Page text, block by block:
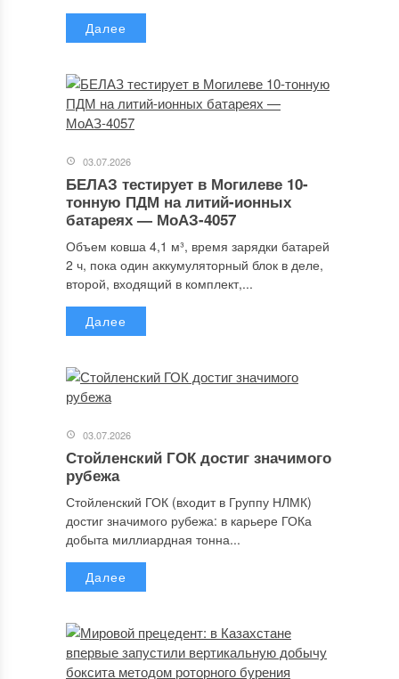
Далее
03.07.2026
БЕЛАЗ тестирует в Могилеве 10-
тонную ПДМ на литий-ионных
батареях — МоАЗ-4057
Объем ковша 4,1 м³, время зарядки батарей
2 ч, пока один аккумуляторный блок в деле,
второй, входящий в комплект,...
Далее
03.07.2026
Стойленский ГОК достиг значимого
рубежа
Стойленский ГОК (входит в Группу НЛМК)
достиг значимого рубежа: в карьере ГОКа
добыта миллиардная тонна...
Далее